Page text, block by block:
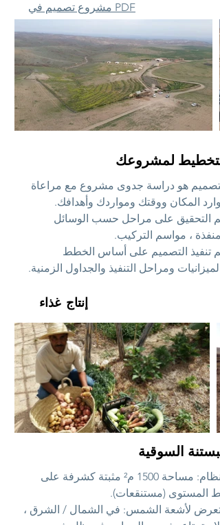
مشروع تصميم في PDF
التخطيط لمشروعك
هو دراسة جدوى مشروع مع مراعاة
المكان ووقتك ومواردك وأهدافك.
التحقيق على مراحل حسب الوسائل
، مواسم التركيب.
تنفيذ التصميم على أساس الخطط
ومراحل التنفيذ والجداول الزمنية.
إنتاج غذاء
البستنة السوقية
النظام: مساحة 1500 م² مثبتة كشرفة على
المستوى (مستنقعات).
لأشعة الشمس: في الشمال / الشرق ،